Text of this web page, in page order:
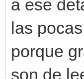
a ese
las
porque
son de